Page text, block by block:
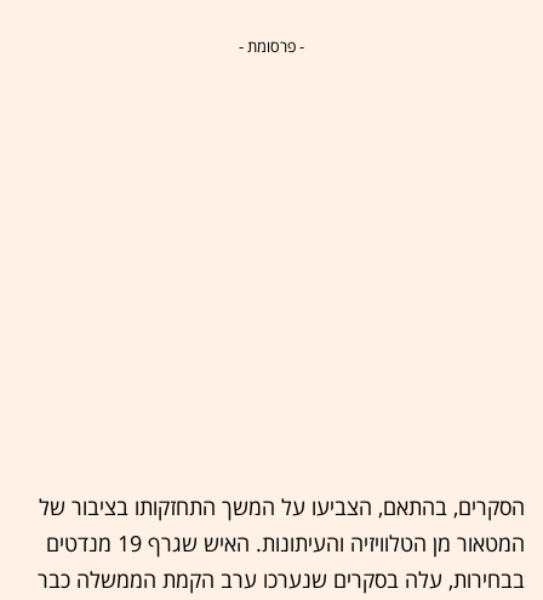
- פרסומת -
הסקרים, בהתאם, הצביעו על המשך התחזקותו בציבור של
המטאור מן הטלוויזיה והעיתונות. האיש שגרף 19 מנדטים
בבחירות, עלה בסקרים שנערכו ערב הקמת הממשלה כבר